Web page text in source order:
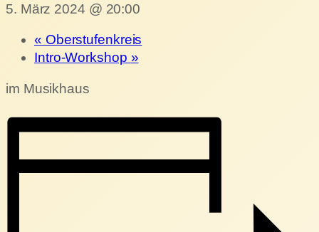
5. März 2024 @ 20:00
« Oberstufenkreis
Intro-Workshop »
im Musikhaus